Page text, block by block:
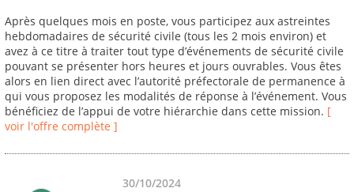
Après quelques mois en poste, vous participez aux astreintes
hebdomadaires de sécurité civile (tous les 2 mois environ) et
avez à ce titre à traiter tout type d’événements de sécurité civile
pouvant se présenter hors heures et jours ouvrables. Vous êtes
alors en lien direct avec l’autorité préfectorale de permanence à
qui vous proposez les modalités de réponse à l’événement. Vous
bénéficiez de l’appui de votre hiérarchie dans cette mission. [
voir l'offre complète ]
30/10/2024